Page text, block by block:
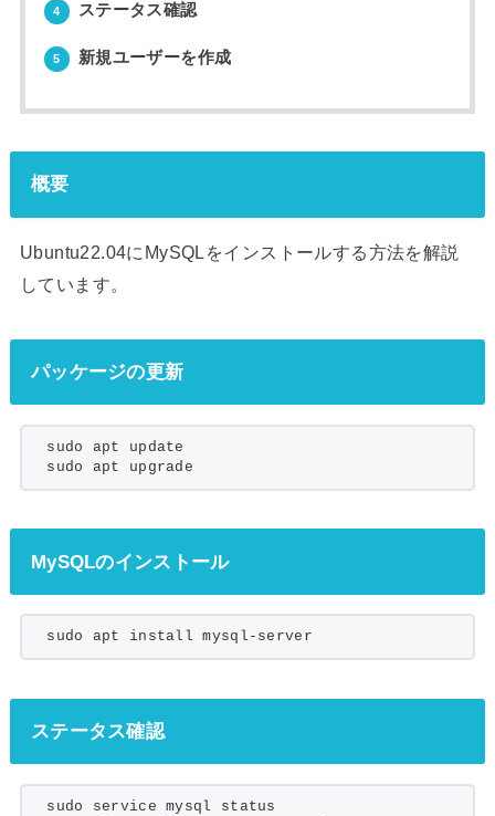
4 ステータス確認
5 新規ユーザーを作成
概要
Ubuntu22.04にMySQLをインストールする方法を解説
しています。
パッケージの更新
sudo apt update
sudo apt upgrade
MySQLのインストール
sudo apt install mysql-server
ステータス確認
sudo service mysql status